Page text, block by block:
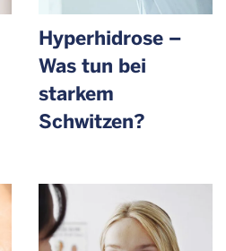
Hyperhidrose –
Was tun bei
starkem
Schwitzen?